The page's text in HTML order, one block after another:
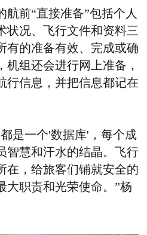
前“直接准备”包括个人
状况、飞行文件和资料三
有的准备有效、完成或确
机组还会进行网上准备，
行信息，并把信息都记在
一个'数据库'，每个成
智慧和汗水的结晶。飞行
在，给旅客们铺就安全的
大职责和光荣使命。”杨